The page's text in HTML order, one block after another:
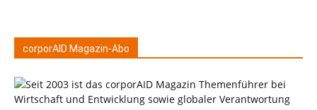
corporAID Magazin-Abo